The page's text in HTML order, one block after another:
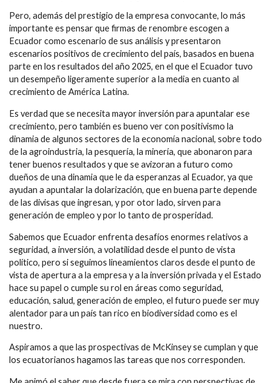
Pero, además del prestigio de la empresa convocante, lo más
importante es pensar que firmas de renombre escogen a
Ecuador como escenario de sus análisis y presentaron
escenarios positivos de crecimiento del país, basados en buena
parte en los resultados del año 2025, en el que el Ecuador tuvo
un desempeño ligeramente superior a la media en cuanto al
crecimiento de América Latina.
Es verdad que se necesita mayor inversión para apuntalar ese
crecimiento, pero también es bueno ver con positivismo la
dinamia de algunos sectores de la economía nacional, sobre todo
de la agroindustria, la pesquería, la minería, que abonaron para
tener buenos resultados y que se avizoran a futuro como
dueños de una dinamia que le da esperanzas al Ecuador, ya que
ayudan a apuntalar la dolarización, que en buena parte depende
de las divisas que ingresan, y por otor lado, sirven para
generación de empleo y por lo tanto de prosperidad.
Sabemos que Ecuador enfrenta desafíos enormes relativos a
seguridad, a inversión, a volatilidad desde el punto de vista
político, pero si seguimos lineamientos claros desde el punto de
vista de apertura a la empresa y a la inversión privada y el Estado
hace su papel o cumple su rol en áreas como seguridad,
educación, salud, generación de empleo, el futuro puede ser muy
alentador para un país tan rico en biodiversidad como es el
nuestro.
Aspiramos a que las prospectivas de McKinsey se cumplan y que
los ecuatorianos hagamos las tareas que nos corresponden.